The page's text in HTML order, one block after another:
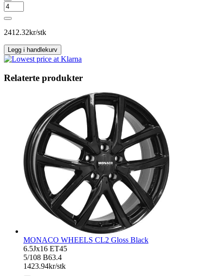
MONACO
WHEELS
GPX
Gloss
antall
2412.32kr/stk
Legg i handlekurv
Relaterte produkter
MONACO WHEELS CL2 Gloss Black
6.5Jx16 ET45
5/108 B63.4
1423.94kr/stk